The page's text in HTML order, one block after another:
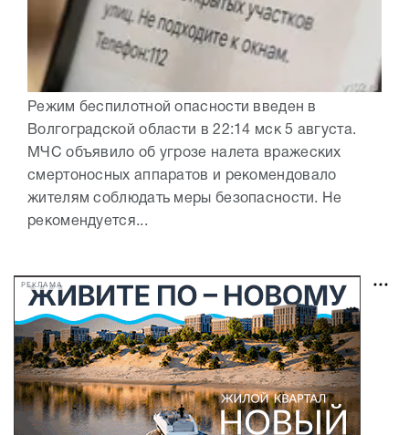
Режим беспилотной опасности введен в
Волгоградской области в 22:14 мск 5 августа.
МЧС объявило об угрозе налета вражеских
смертоносных аппаратов и рекомендовало
жителям соблюдать меры безопасности. Не
рекомендуется...
РЕКЛАМА